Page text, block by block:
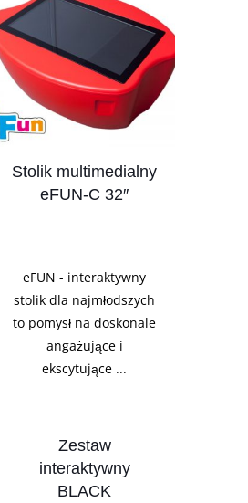
Stolik multimedialny
eFUN-C 32″
eFUN - interaktywny
stolik dla najmłodszych
to pomysł na doskonale
angażujące i
ekscytujące ...
Zestaw
interaktywny
BLACK